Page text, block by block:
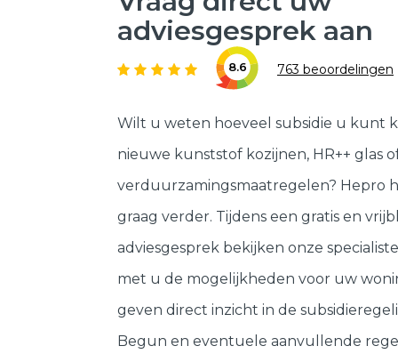
adviesgesprek aan
8.6 763 beoordelingen
Wilt u weten hoeveel subsidie u kunt
nieuwe kunststof kozijnen, HR++ glas
verduurzamingsmaatregelen? Hepro
graag verder. Tijdens een gratis en
adviesgesprek bekijken onze
met u de mogelijkheden voor uw
geven direct inzicht in de
Begun en eventuele aanvullende